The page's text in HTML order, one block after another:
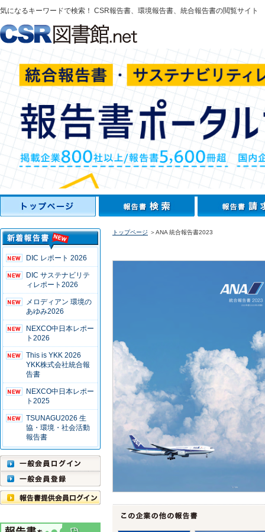
気になるキーワードで検索！ CSR報告書、環境報告書、統合報告書の閲覧サイト
DIC レポート 2026
DIC サステナビリテ
ィレポート2026
メロディアン 環境の
あゆみ2026
NEXCO中日本レポー
ト2026
This is YKK 2026
YKK株式会社統合報
告書
NEXCO中日本レポー
ト2025
TSUNAGU2026 生
協・環境・社会活動
報告書
トップページ ＞ANA 統合報告書2023